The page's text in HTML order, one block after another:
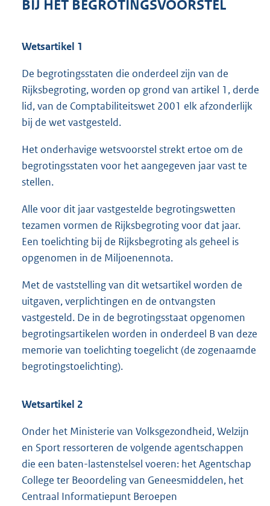
BIJ HET BEGROTINGSVOORSTEL
Wetsartikel 1
De begrotingsstaten die onderdeel zijn van de
Rijksbegroting, worden op grond van artikel 1, derde
lid, van de Comptabiliteitswet 2001 elk afzonderlijk
bij de wet vastgesteld.
Het onderhavige wetsvoorstel strekt ertoe om de
begrotingsstaten voor het aangegeven jaar vast te
stellen.
Alle voor dit jaar vastgestelde begrotingswetten
tezamen vormen de Rijksbegroting voor dat jaar.
Een toelichting bij de Rijksbegroting als geheel is
opgenomen in de Miljoenennota.
Met de vaststelling van dit wetsartikel worden de
uitgaven, verplichtingen en de ontvangsten
vastgesteld. De in de begrotingsstaat opgenomen
begrotingsartikelen worden in onderdeel B van deze
memorie van toelichting toegelicht (de zogenaamde
begrotingstoelichting).
Wetsartikel 2
Onder het Ministerie van Volksgezondheid, Welzijn
en Sport ressorteren de volgende agentschappen
die een baten-lastenstelsel voeren: het Agentschap
College ter Beoordeling van Geneesmiddelen, het
Centraal Informatiepunt Beroepen